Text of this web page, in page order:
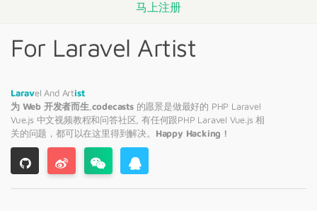
马上注册
For Laravel Artist
Laravel And Artist
为 Web 开发者而生 codecasts的愿景是做最好的 PHP Laravel
Vue.js 中文视频教程和问答社区, 有任何跟PHP Laravel Vue.js 相
关的问题，都可以在这里得到解决。 Happy Hacking !